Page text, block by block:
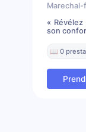
«
son
📖 0